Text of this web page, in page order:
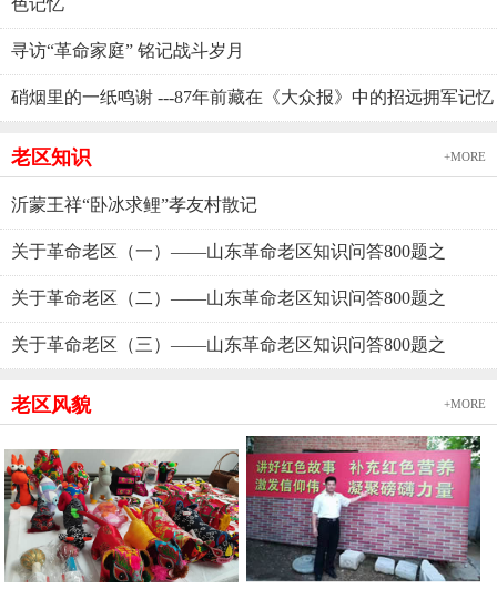
色记忆
寻访“革命家庭” 铭记战斗岁月
硝烟里的一纸鸣谢 ---87年前藏在《大众报》中的招远拥军记忆
老区知识 +MORE
沂蒙王祥“卧冰求鲤”孝友村散记
关于革命老区（一）——山东革命老区知识问答800题之
关于革命老区（二）——山东革命老区知识问答800题之
关于革命老区（三）——山东革命老区知识问答800题之
老区风貌 +MORE